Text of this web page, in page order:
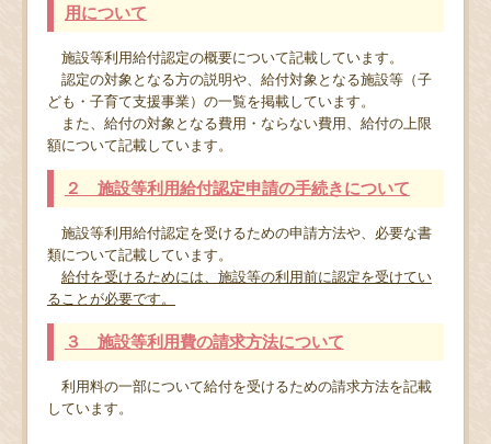
用について
施設等利用給付認定の概要について記載しています。
認定の対象となる方の説明や、給付対象となる施設等（子
ども・子育て支援事業）の一覧を掲載しています。
また、給付の対象となる費用・ならない費用、給付の上限
額について記載しています。
２ 施設等利用給付認定申請の手続きについて
施設等利用給付認定を受けるための申請方法や、必要な書
類について記載しています。
給付を受けるためには、施設等の利用前に認定を受けてい
ることが必要です。
３ 施設等利用費の請求方法について
利用料の一部について給付を受けるための請求方法を記載
しています。